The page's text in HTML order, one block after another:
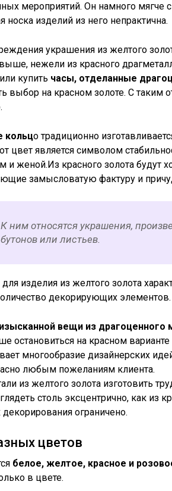
мероприятий. Он намного мягче
носка изделий из него непрактична.
украшения из желтого
нежели из красного
купить часы, отделанные
выбор на красном золоте. С таким
кольцо традиционно
цвет является символом
женой.Из красного золота будут
замысловатую фактуру и
К ним относятся украшения,
бутонов или листьев.
изделия из желтого золота
декорирующих элементов.
изысканной вещи из драгоценного
остановиться на красном варианте
многообразие дизайнерских
любым пожеланиям клиента.
из желтого золота изготовить
столь эксцентрично, как из
декорирования ограничено.
цветов
белое, желтое, красное и
в цвете.